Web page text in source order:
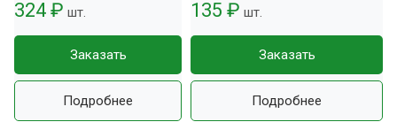
324 ₽ шт.
Заказать
Подробнее
135 ₽ шт.
Заказать
Подробнее